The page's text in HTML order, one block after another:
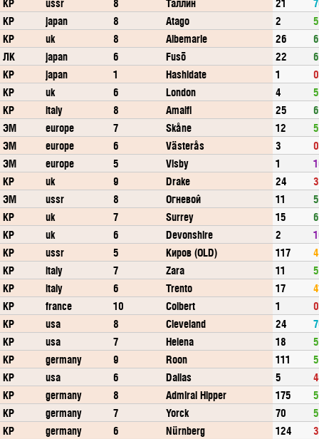
КР
japan 8 Atago 2
КР
uk 8 Albemarle 26
ЛК
japan 6 Fusō 22
КР
japan 1 Hashidate 1
0
КР
uk 6 London 4
КР
italy 8 Amalfi 25
ЭМ
europe 7 Skåne 12
ЭМ
europe 6 Västerås 3
0
ЭМ
europe 5 Visby 1
КР
uk 9 Drake 24
ЭМ
ussr 8 Огневой 11
КР
uk 7 Surrey 15
КР
uk 6 Devonshire 2
КР
ussr 5 Киров (OLD) 117
КР
italy 7 Zara 11
КР
italy 6 Trento 17
КР
france 10 Colbert 1
0
КР
usa 8 Cleveland 24
КР
usa 7 Helena 18
КР
germany 9 Roon 111
КР
usa 6 Dallas 5
КР
germany 8 Admiral Hipper 175
КР
germany 7 Yorck 70
КР
germany 6 Nürnberg 124